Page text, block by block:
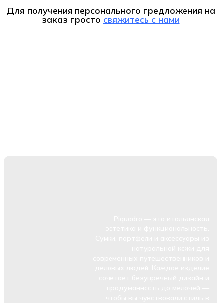
Для получения персонального предложения на
заказ просто свяжитесь с нами